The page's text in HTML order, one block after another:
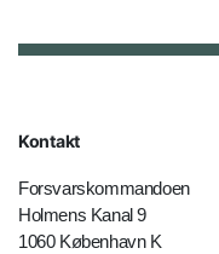
Kontakt
Forsvarskommandoen
Holmens Kanal 9
1060 København K